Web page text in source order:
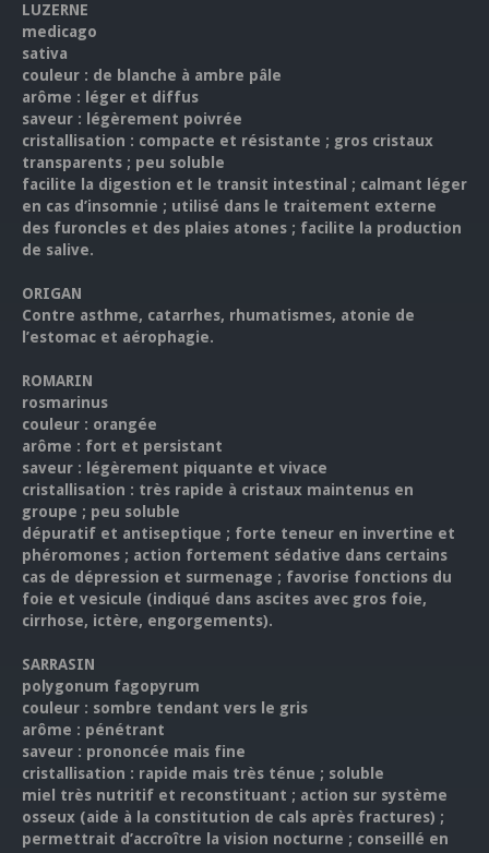
LUZERNE
medicago
sativa
couleur : de blanche à ambre pâle
arôme : léger et diffus
saveur : légèrement poivrée
cristallisation : compacte et résistante ; gros cristaux
transparents ; peu soluble
facilite la digestion et le transit intestinal ; calmant léger
en cas d’insomnie ; utilisé dans le traitement externe
des furoncles et des plaies atones ; facilite la production
de salive.
ORIGAN
Contre asthme, catarrhes, rhumatismes, atonie de
l’estomac et aérophagie.
ROMARIN
rosmarinus
couleur : orangée
arôme : fort et persistant
saveur : légèrement piquante et vivace
cristallisation : très rapide à cristaux maintenus en
groupe ; peu soluble
dépuratif et antiseptique ; forte teneur en invertine et
phéromones ; action fortement sédative dans certains
cas de dépression et surmenage ; favorise fonctions du
foie et vesicule (indiqué dans ascites avec gros foie,
cirrhose, ictère, engorgements).
SARRASIN
polygonum fagopyrum
couleur : sombre tendant vers le gris
arôme : pénétrant
saveur : prononcée mais fine
cristallisation : rapide mais très ténue ; soluble
miel très nutritif et reconstituant ; action sur système
osseux (aide à la constitution de cals après fractures) ;
permettrait d’accroître la vision nocturne ; conseillé en